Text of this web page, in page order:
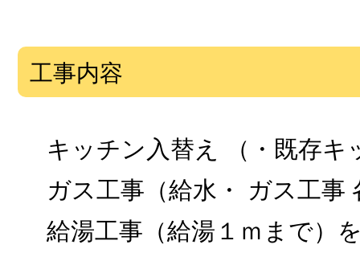
工事内容
キッチン入替え （・既存キ
ガス工事（給水・ ガス工事
給湯工事（給湯１ｍまで）